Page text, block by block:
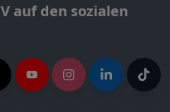
auf den sozialen